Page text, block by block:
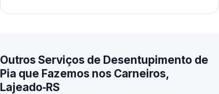
Outros Serviços de Desentupimento de
Pia que Fazemos nos Carneiros,
Lajeado‑RS